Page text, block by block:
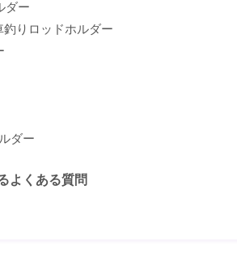
ダー
釣りロッドホルダー
ダー
よくある質問